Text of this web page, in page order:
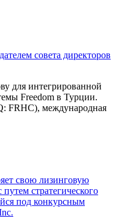
совета директоров
для интегрированной
Freedom в Турции.
FRHC), международная
свою лизинговую
стратегического
под конкурсным